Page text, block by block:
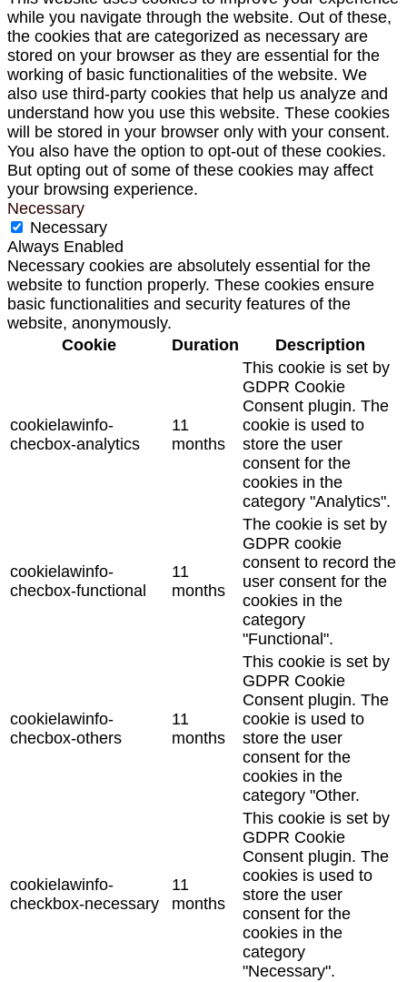
while you navigate through the website. Out of these,
the cookies that are categorized as necessary are
stored on your browser as they are essential for the
working of basic functionalities of the website. We
also use third-party cookies that help us analyze and
understand how you use this website. These cookies
will be stored in your browser only with your consent.
You also have the option to opt-out of these cookies.
But opting out of some of these cookies may affect
your browsing experience.
Necessary
Necessary
Always Enabled
Necessary cookies are absolutely essential for the
website to function properly. These cookies ensure
basic functionalities and security features of the
website, anonymously.
Cookie
Duration Description
cookielawinfo-
checbox-analytics
11
months
This cookie is set by
GDPR Cookie
Consent plugin. The
cookie is used to
store the user
consent for the
cookies in the
category "Analytics".
cookielawinfo-
checbox-functional
11
months
The cookie is set by
GDPR cookie
consent to record the
user consent for the
cookies in the
category
"Functional".
cookielawinfo-
checbox-others
11
months
This cookie is set by
GDPR Cookie
Consent plugin. The
cookie is used to
store the user
consent for the
cookies in the
category "Other.
cookielawinfo-
checkbox-necessary
11
months
This cookie is set by
GDPR Cookie
Consent plugin. The
cookies is used to
store the user
consent for the
cookies in the
category
"Necessary".